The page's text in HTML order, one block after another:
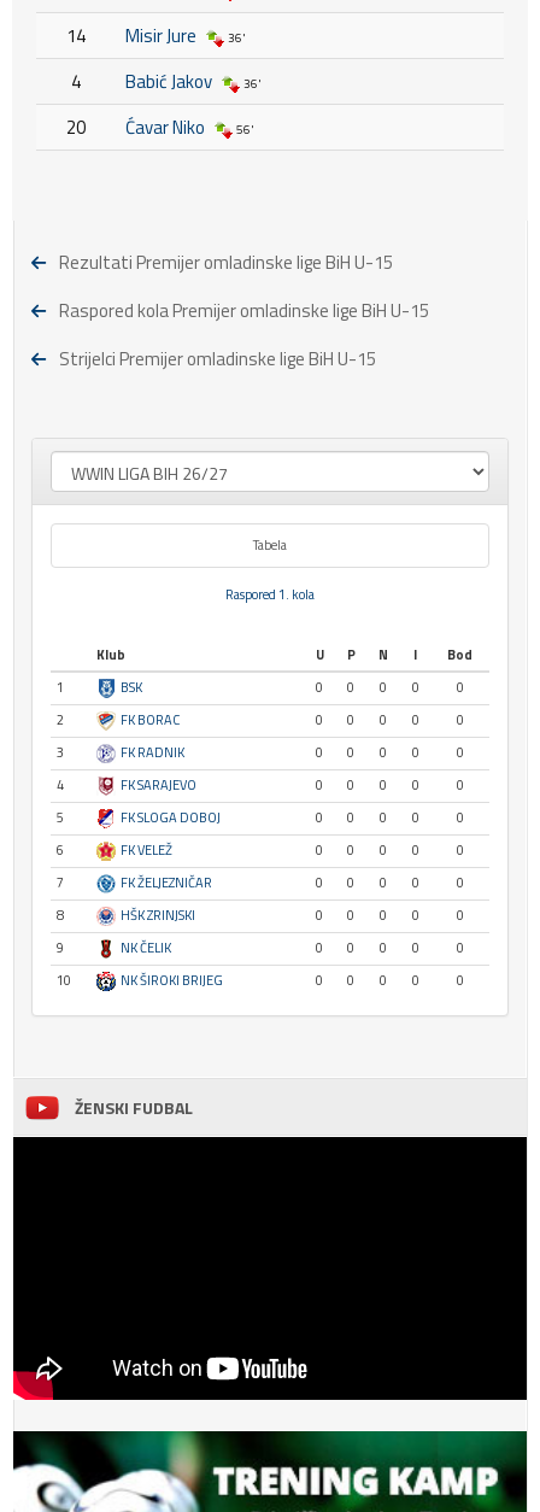
14 Misir Jure 36'
4 Babić Jakov 36'
20 Ćavar Niko 56'
Rezultati Premijer omladinske lige BiH U-15
Raspored kola Premijer omladinske lige BiH U-15
Strijelci Premijer omladinske lige BiH U-15
Tabela
Raspored 1. kola
Klub U P N I
Bod
1
BSK 0 0 0 0
0
2
FK BORAC 0 0 0 0
0
3
FK RADNIK 0 0 0 0
0
4
FK SARAJEVO 0 0 0 0
0
5
FK SLOGA DOBOJ 0 0 0 0
0
6
FK VELEŽ 0 0 0 0
0
7
FK ŽELJEZNIČAR 0 0 0 0
0
8
HŠK ZRINJSKI 0 0 0 0
0
9
NK ČELIK 0 0 0 0
0
10
NK ŠIROKI BRIJEG 0 0 0 0 0
ŽENSKI FUDBAL